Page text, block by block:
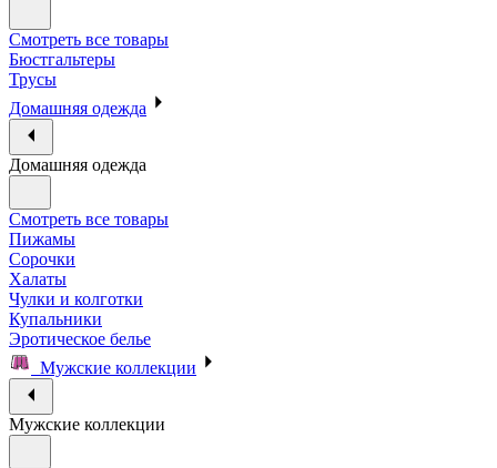
Смотреть все товары
Бюстгальтеры
Трусы
Домашняя одежда
Домашняя одежда
Смотреть все товары
Пижамы
Сорочки
Халаты
Чулки и колготки
Купальники
Эротическое белье
Мужские коллекции
Мужские коллекции